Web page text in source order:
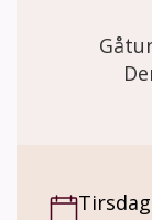
købes kaffe og